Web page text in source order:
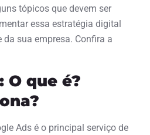
tópicos que devem ser
essa estratégia digital
sua empresa. Confira a
O que é?
Ads é o principal serviço de